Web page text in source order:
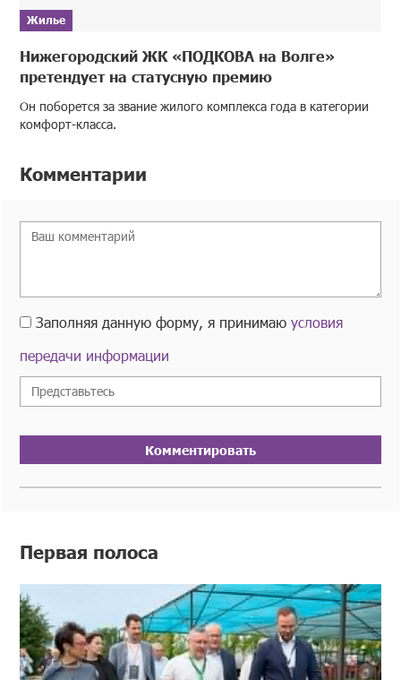
Жилье
Нижегородский ЖК «ПОДКОВА на Волге»
претендует на статусную премию
Он поборется за звание жилого комплекса года в категории
комфорт-класса.
Комментарии
Заполняя данную форму, я принимаюусловия
передачи информации
Комментировать
Первая полоса